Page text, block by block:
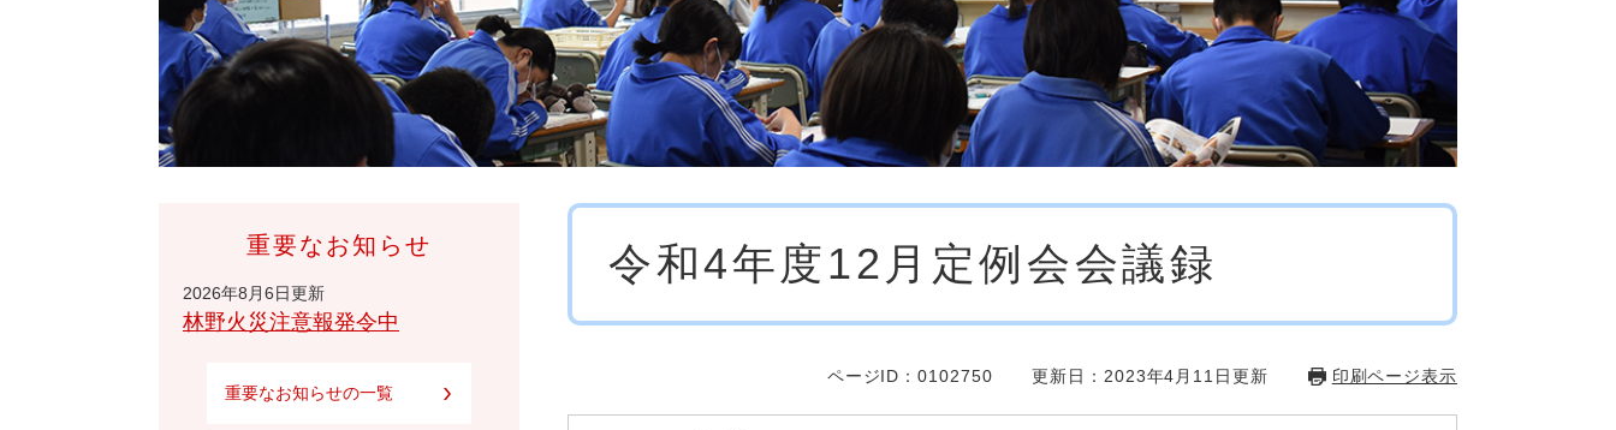
令和4年度12月定例会会議録
ページID：0102750 更新日：2023年4月11日更新 印刷ページ表示
重要なお知らせ
2026年8月6日更新
林野火災注意報発令中
重要なお知らせの一覧